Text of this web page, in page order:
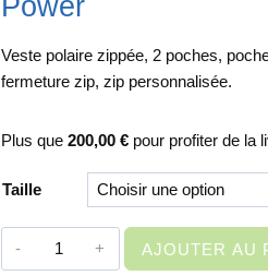
Veste polaire zippée, 2 poches,
fermeture zip, zip personnalisée.
Plus que200,00€ pour profiter de la
Taille
quantité
de
AJOUTER AU